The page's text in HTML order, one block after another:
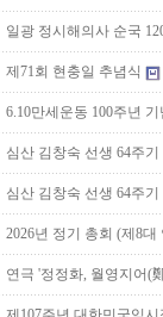
일광 정시해의사 순국
제71회 현충일 추념식
6.10만세운동 100주년
심산 김창숙 선생 64주
심산 김창숙 선생 64주
2026년 정기 총회 (제8
연극 '정정화, 월영지어(